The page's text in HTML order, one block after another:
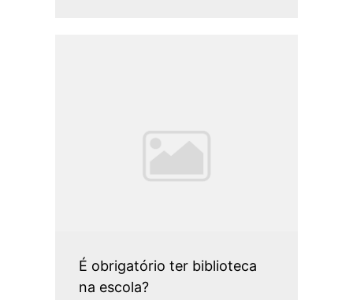
É obrigatório ter biblioteca
na escola?